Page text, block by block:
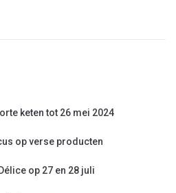
keten tot 26 mei 2024
op verse producten
op 27 en 28 juli